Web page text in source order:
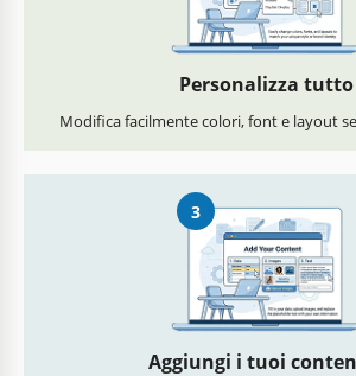
Personalizza tutto
Modifica facilmente colori, font e layout
3
Aggiungi i tuoi